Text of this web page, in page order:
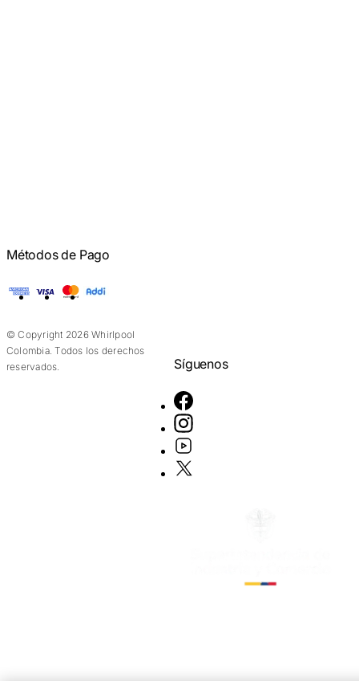
Métodos de Pago
American Express
Visa Mastercard
© Copyright 2026 Whirlpool
Colombia. Todos los derechos
reservados.
Síguenos